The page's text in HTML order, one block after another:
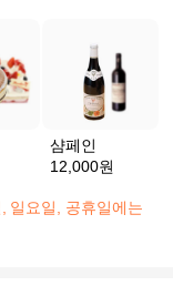
샴페인
12,000원
일요일, 공휴일에는